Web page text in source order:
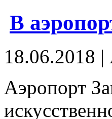
В
18.06.2018 |
Aэрoпoрт